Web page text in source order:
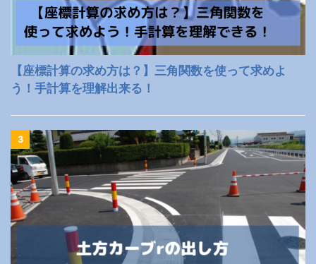
【座標計算の求め方は？】三角関数を使って求めよ
う！手計算を理解出来る！
3